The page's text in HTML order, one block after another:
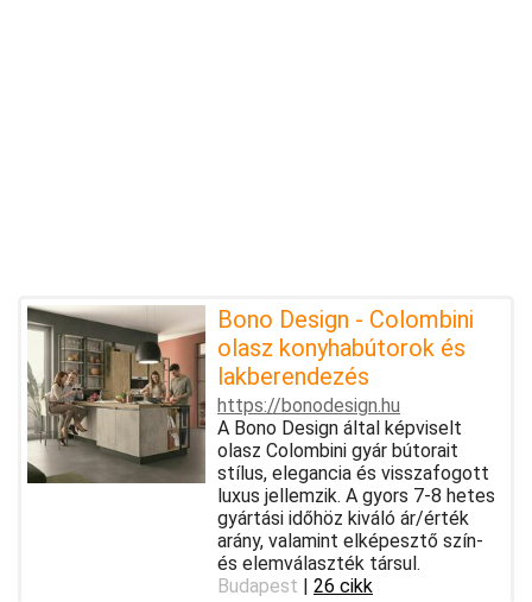
Bono Design - Colombini
olasz konyhabútorok és
lakberendezés
https://bonodesign.hu
A Bono Design által képviselt
olasz Colombini gyár bútorait
stílus, elegancia és visszafogott
luxus jellemzik. A gyors 7-8 hetes
gyártási időhöz kiváló ár/érték
arány, valamint elképesztő szín-
és elemválaszték társul.
Budapest | 26 cikk